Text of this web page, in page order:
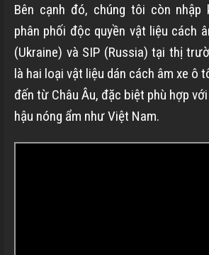
Bên cạnh đó, chúng tôi còn
phân phối độc quyền vật liệu cách
(Ukraine) và SIP (Russia) tại thị
là hai loại vật liệu dán cách âm xe ô
đến từ Châu Âu, đặc biệt phù hợp
hậu nóng ẩm như Việt Nam.